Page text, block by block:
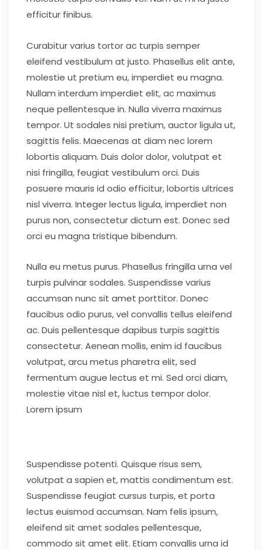
efficitur finibus.
Curabitur varius tortor ac turpis semper
eleifend vestibulum at justo. Phasellus elit ante,
molestie ut pretium eu, imperdiet eu magna.
Nullam interdum imperdiet elit, ac maximus
neque pellentesque in. Nulla viverra maximus
tempor. Ut sodales nisi pretium, auctor ligula ut,
sagittis felis. Maecenas at diam nec lorem
lobortis aliquam. Duis dolor dolor, volutpat et
nisi fringilla, feugiat vestibulum orci. Duis
posuere mauris id odio efficitur, lobortis ultrices
nisl viverra. Integer lectus ligula, imperdiet non
purus non, consectetur dictum est. Donec sed
orci eu magna tristique bibendum.
Nulla eu metus purus. Phasellus fringilla urna vel
turpis pulvinar sodales. Suspendisse varius
accumsan nunc sit amet porttitor. Donec
faucibus odio purus, vel convallis tellus eleifend
ac. Duis pellentesque dapibus turpis sagittis
consectetur. Aenean mollis, enim id faucibus
volutpat, arcu metus pharetra elit, sed
fermentum augue lectus et mi. Sed orci diam,
molestie vitae nisl et, luctus tempor dolor.
Lorem ipsum
Suspendisse potenti. Quisque risus sem,
volutpat a sapien et, mattis condimentum est.
Suspendisse feugiat cursus turpis, et porta
lectus euismod accumsan. Nam felis ipsum,
eleifend sit amet sodales pellentesque,
commodo sit amet elit. Etiam convallis urna id